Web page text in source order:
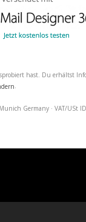
hast. Du erhältst
.
Germany · VAT/USt